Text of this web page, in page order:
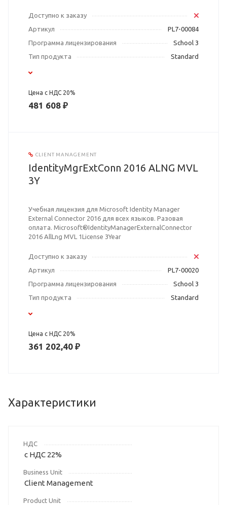
Доступно к заказу
Артикул
PL7-00084
Программа лицензирования
School 3
Тип продукта
Standard
Цена с НДС 20%
481 608 ₽
CLIENT MANAGEMENT
IdentityMgrExtConn 2016 ALNG MVL
3Y
Учебная лицензия для Microsoft Identity Manager
External Connector 2016 для всех языков. Разовая
оплата. Microsoft®IdentityManagerExternalConnector
2016 AllLng MVL 1License 3Year
Доступно к заказу
Артикул
PL7-00020
Программа лицензирования
School 3
Тип продукта
Standard
Цена с НДС 20%
361 202,40 ₽
Характеристики
НДС
с НДС 22%
Business Unit
Client Management
Product Unit